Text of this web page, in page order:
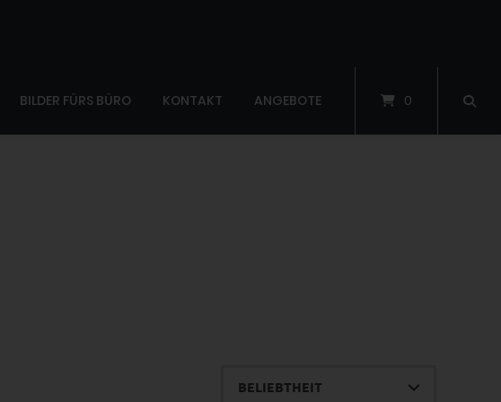
BILDER FÜRS BÜRO KONTAKT ANGEBOTE 0